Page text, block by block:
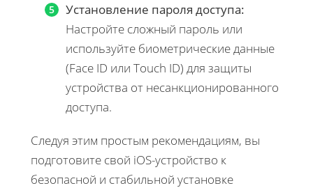
Установление пароля доступа:
Настройте сложный пароль или
используйте биометрические данные
(Face ID или Touch ID) для защиты
устройства от несанкционированного
доступа.
Следуя этим простым рекомендациям, вы
подготовите свой iOS-устройство к
безопасной и стабильной установке